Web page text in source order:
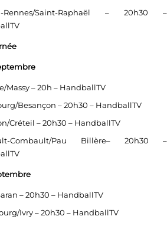
Rennes/Saint-Raphaël – 20h30 –
Massy – 20h – HandballTV
Besançon – 20h30 – HandballTV
Créteil – 20h30 – HandballTV
Combault/Pau Billère– 20h30 –
– 20h30 – HandballTV
Ivry – 20h30 – HandballTV